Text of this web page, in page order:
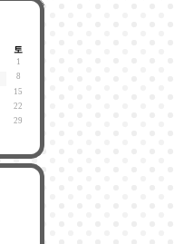
토
1
8
15
22
29